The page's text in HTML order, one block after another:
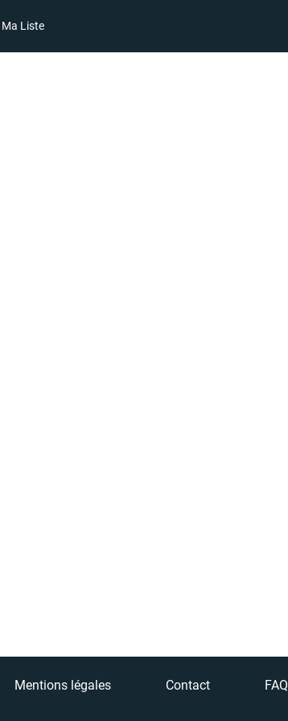
Ma Liste
Mentions légales Contact FAQ